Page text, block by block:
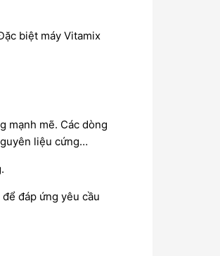
biệt máy Vitamix
mạnh mẽ. Các dòng
liệu cứng…
đáp ứng yêu cầu